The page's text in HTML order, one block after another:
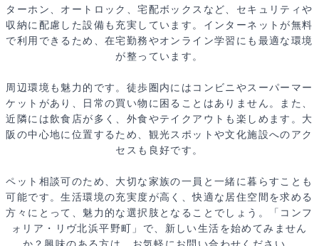
ターホン、オートロック、宅配ボックスなど、セキュリティや
収納に配慮した設備も充実しています。インターネットが無料
で利用できるため、在宅勤務やオンライン学習にも最適な環境
が整っています。
周辺環境も魅力的です。徒歩圏内にはコンビニやスーパーマー
ケットがあり、日常の買い物に困ることはありません。また、
近隣には飲食店が多く、外食やテイクアウトも楽しめます。大
阪の中心地に位置するため、観光スポットや文化施設へのアク
セスも良好です。
ペット相談可のため、大切な家族の一員と一緒に暮らすことも
可能です。生活環境の充実度が高く、快適な居住空間を求める
方々にとって、魅力的な選択肢となることでしょう。「コンフ
ォリア・リヴ北浜平野町」で、新しい生活を始めてみません